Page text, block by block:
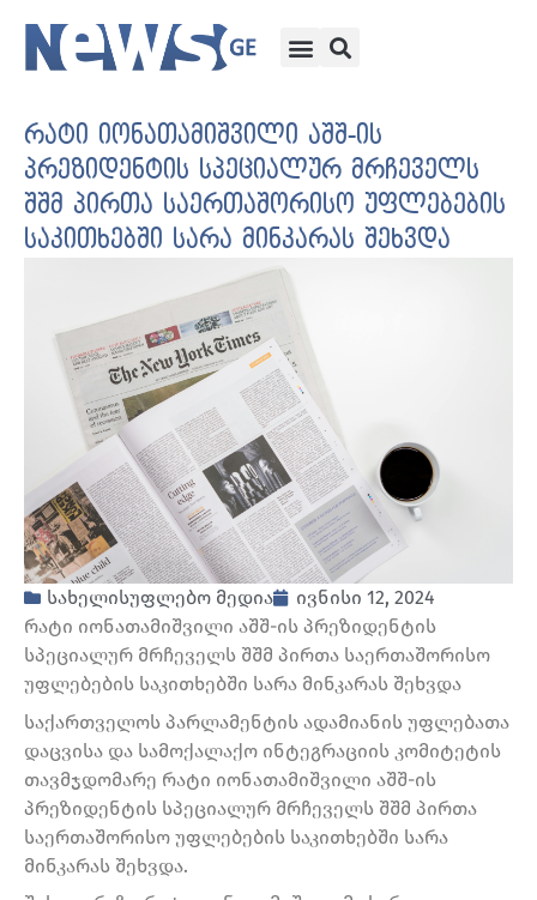
რატი იონათამიშვილი აშშ-ის
პრეზიდენტის სპეციალურ მრჩეველს
შშმ პირთა საერთაშორისო უფლებების
საკითხებში სარა მინკარას შეხვდა
სახელისუფლებო მედია
ივნისი 12, 2024
რატი იონათამიშვილი აშშ-ის პრეზიდენტის
სპეციალურ მრჩეველს შშმ პირთა საერთაშორისო
უფლებების საკითხებში სარა მინკარას შეხვდა
საქართველოს პარლამენტის ადამიანის უფლებათა
დაცვისა და სამოქალაქო ინტეგრაციის კომიტეტის
თავმჯდომარე რატი იონათამიშვილი აშშ-ის
პრეზიდენტის სპეციალურ მრჩეველს შშმ პირთა
საერთაშორისო უფლებების საკითხებში სარა
მინკარას შეხვდა.